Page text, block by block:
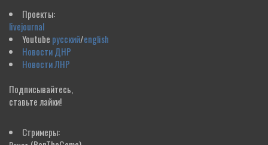
Проекты:
livejournal
Youtube русский/english
Новости ДНР
Новости ЛНР
Подписывайтесь,
ставьте лайки!
Стримеры: